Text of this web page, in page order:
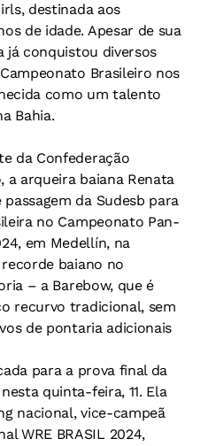
destinada aos
de idade. Apesar de sua
já conquistou diversos
Brasileiro nos
como um talento
Bahia.
da Confederação
a arqueira baiana Renata
da Sudesb para
no Campeonato Pan-
em Medellín, na
baiano no
– a Barebow, que é
recurvo tradicional, sem
de pontaria adicionais
para a prova final da
quinta-feira, 11. Ela
nacional, vice-campeã
WRE BRASIL 2024,